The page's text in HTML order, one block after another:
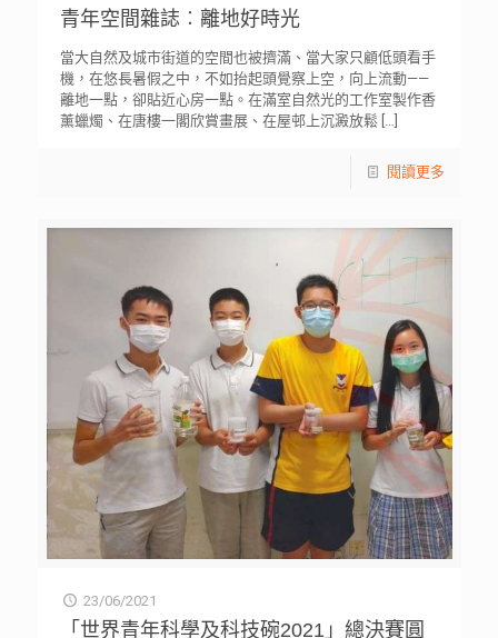
青年空間雜誌︰離地好時光
當大自然及城市街道的空間也被擠滿、當大家只顧低頭看手
機，在悠長暑假之中，不如抬起頭覺察上空，向上流動——
離地一點，卻貼近心房一點。在滿室自然光的工作室製作香
薰蠟燭、在唐樓一閣欣賞畫展、在屋邨上沉澱放鬆[…]
閱讀更多
23/06/2021
「世界青年科學及科技碗2021」總決賽圓